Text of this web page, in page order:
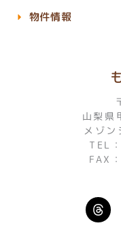
山梨
メゾ
TEL
FAX
物件情報